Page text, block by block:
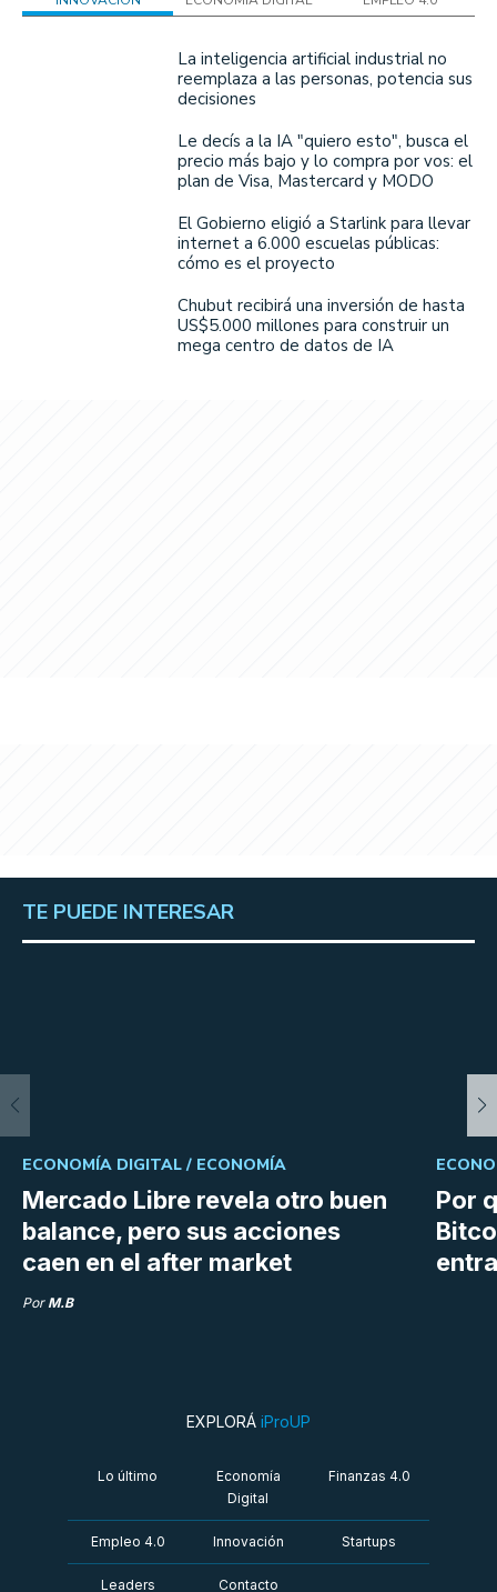
La inteligencia artificial industrial no
reemplaza a las personas, potencia sus
decisiones
Le decís a la IA "quiero esto", busca el
precio más bajo y lo compra por vos: el
plan de Visa, Mastercard y MODO
El Gobierno eligió a Starlink para llevar
internet a 6.000 escuelas públicas:
cómo es el proyecto
Chubut recibirá una inversión de hasta
US$5.000 millones para construir un
mega centro de datos de IA
TE PUEDE INTERESAR
Mercado Libre revela otro buen
balance, pero sus acciones
caen en el after market
ECONOMÍA DIGITAL / ECONOMÍA
Por M.B
Por
EXPLORÁ iProUP
Lo último
Economía
Digital
Finanzas 4.0
Empleo 4.0 Innovación Startups
Leaders Contacto